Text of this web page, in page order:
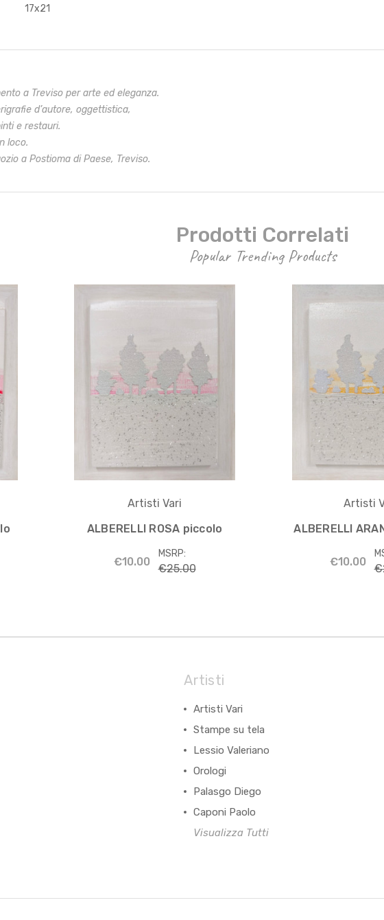
17x21
a Treviso per arte ed eleganza.
d’autore, oggettistica,
e restauri.
loco.
a Postioma di Paese, Treviso.
Prodotti Correlati
Popular Trending Products
Artisti Vari
ALBERELLI ROSA piccolo
€10.00
MSRP:
€25.00
Artisti
ALBERELLI
€10.00
Artisti
Artisti Vari
Stampe su tela
Lessio Valeriano
Orologi
Palasgo Diego
Caponi Paolo
Visualizza Tutti